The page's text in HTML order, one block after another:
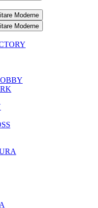
Moderne
Moderne